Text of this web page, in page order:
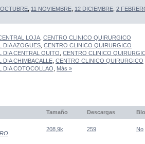
11 NOVIEMBRE 12 DICIEMBRE 2
LOJA CENTRO CLINICO QUIRURGICO
DIA AZOGUES CENTRO CLINICO QUIRURGICO
DIA CENTRAL QUITO CENTRO CLINICO
DIA CHIMBACALLE CENTRO CLINICO QUIRURGICO
DIA COTOCOLLAO
Más »
Tamaño Descargas
208,9k 259 No